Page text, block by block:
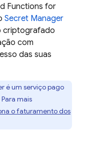
Functions for
Secret Manager
criptografado
com
das suas
é um serviço pago
mais
o faturamento dos